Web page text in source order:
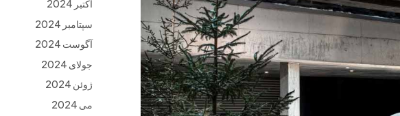
اکتبر 2024
سپتامبر 2024
آگوست 2024
جولای 2024
ژوئن 2024
می 2024